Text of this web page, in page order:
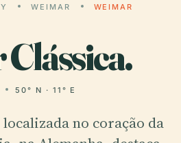
WEIMAR
WEIMAR
50° N · 11° E
no coração da